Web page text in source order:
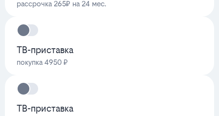
рассрочка 265₽ на 24 мес.
ТВ-приставка
покупка 4950 ₽
ТВ-приставка